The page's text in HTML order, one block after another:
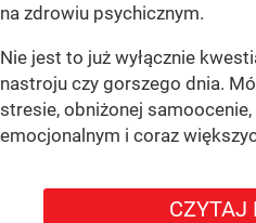
na zdrowiu psychicznym.
Nie jest to już wyłącznie
nastroju czy gorszego dnia.
stresie, obniżonej
emocjonalnym i coraz
CZYTAJ